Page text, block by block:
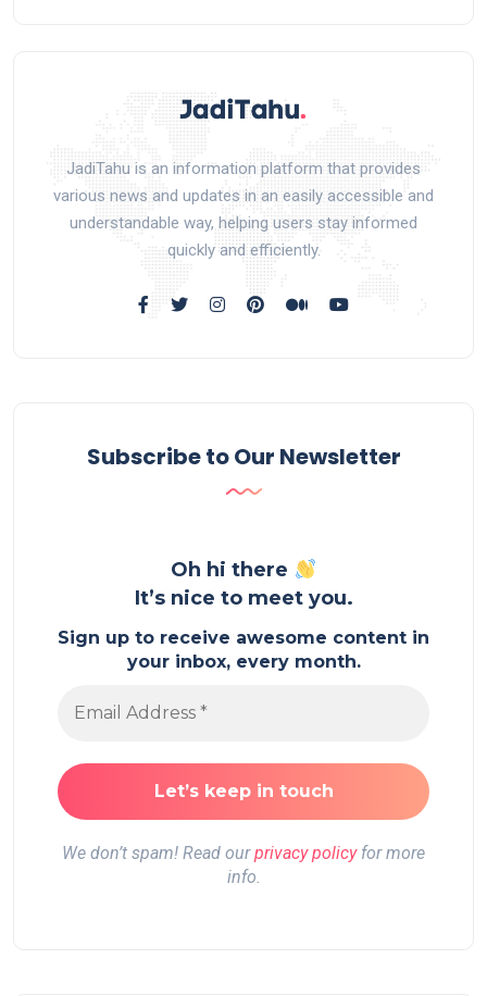
JadiTahu is an information platform that provides
various news and updates in an easily accessible and
understandable way, helping users stay informed
quickly and efficiently.
Subscribe to Our Newsletter
Oh hi there
It’s nice to meet you.
Sign up to receive awesome content in
your inbox, every month.
We don’t spam! Read ourprivacy policyfor more
info.